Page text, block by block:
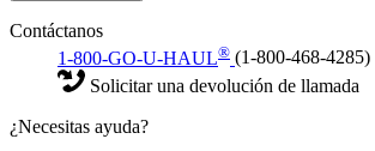
Contáctanos
1-800-GO-U-HAUL® (1-800-468-4285)
Solicitar una devolución de llamada
¿Necesitas ayuda?